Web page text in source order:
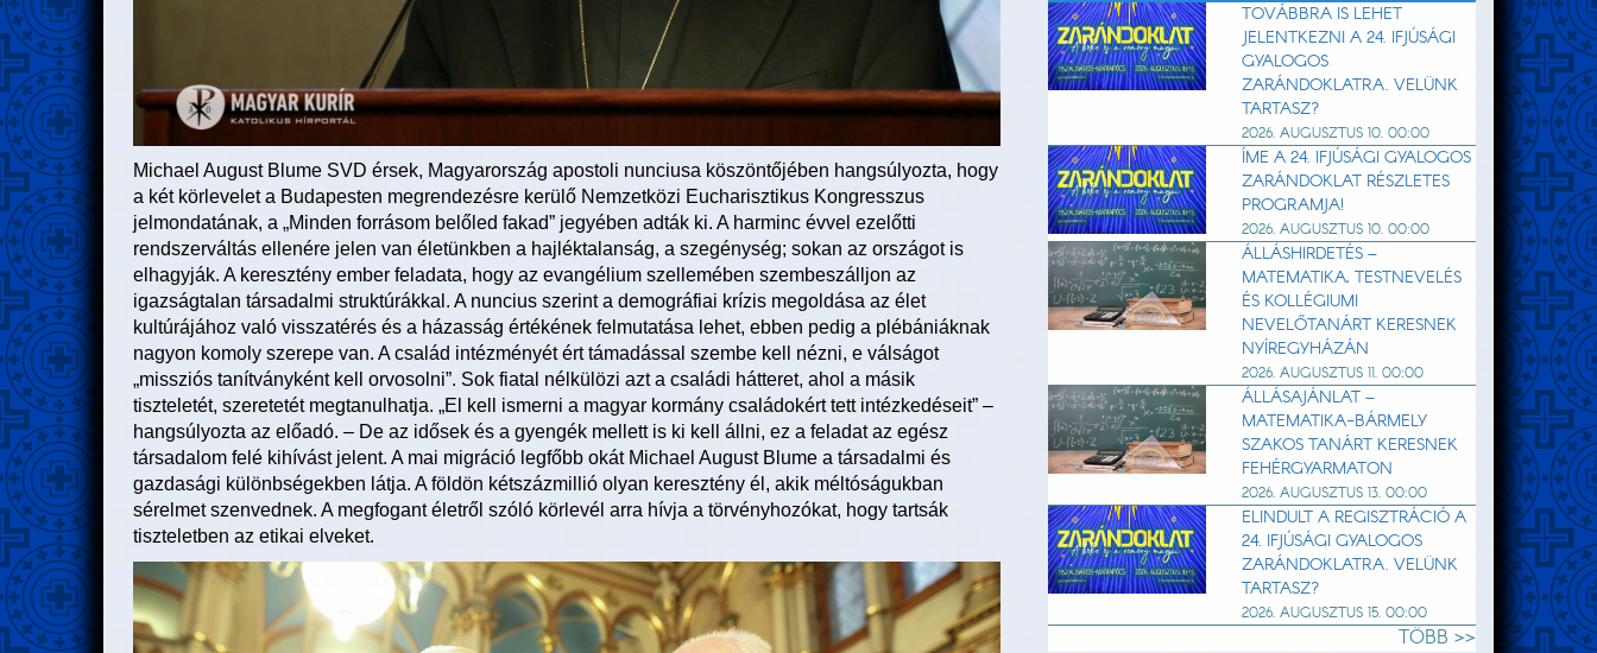
Michael August Blume SVD érsek, Magyarország apostoli nunciusa köszöntőjében hangsúlyozta, hogy
a két körlevelet a Budapesten megrendezésre kerülő Nemzetközi Eucharisztikus Kongresszus
jelmondatának, a „Minden forrásom belőled fakad” jegyében adták ki. A harminc évvel ezelőtti
rendszerváltás ellenére jelen van életünkben a hajléktalanság, a szegénység; sokan az országot is
elhagyják. A keresztény ember feladata, hogy az evangélium szellemében szembeszálljon az
igazságtalan társadalmi struktúrákkal. A nuncius szerint a demográfiai krízis megoldása az élet
kultúrájához való visszatérés és a házasság értékének felmutatása lehet, ebben pedig a plébániáknak
nagyon komoly szerepe van. A család intézményét ért támadással szembe kell nézni, e válságot
„missziós tanítványként kell orvosolni”. Sok fiatal nélkülözi azt a családi hátteret, ahol a másik
tiszteletét, szeretetét megtanulhatja. „El kell ismerni a magyar kormány családokért tett intézkedéseit” –
hangsúlyozta az előadó. – De az idősek és a gyengék mellett is ki kell állni, ez a feladat az egész
társadalom felé kihívást jelent. A mai migráció legfőbb okát Michael August Blume a társadalmi és
gazdasági különbségekben látja. A földön kétszázmillió olyan keresztény él, akik méltóságukban
sérelmet szenvednek. A megfogant életről szóló körlevél arra hívja a törvényhozókat, hogy tartsák
tiszteletben az etikai elveket.
TOVÁBBRA IS LEHET
JELENTKEZNI A 24. IFJÚSÁGI
GYALOGOS
ZARÁNDOKLATRA. VELÜNK
TARTASZ?
2026. AUGUSZTUS 10. 00:00
ÍME A 24. IFJÚSÁGI GYALOGOS
ZARÁNDOKLAT RÉSZLETES
PROGRAMJA!
2026. AUGUSZTUS 10. 00:00
ÁLLÁSHIRDETÉS –
MATEMATIKA, TESTNEVELÉS
ÉS KOLLÉGIUMI
NEVELŐTANÁRT KERESNEK
NYÍREGYHÁZÁN
2026. AUGUSZTUS 11. 00:00
ÁLLÁSAJÁNLAT –
MATEMATIKA-BÁRMELY
SZAKOS TANÁRT KERESNEK
FEHÉRGYARMATON
2026. AUGUSZTUS 13. 00:00
ELINDULT A REGISZTRÁCIÓ A
24. IFJÚSÁGI GYALOGOS
ZARÁNDOKLATRA. VELÜNK
TARTASZ?
2026. AUGUSZTUS 15. 00:00
TÖBB >>